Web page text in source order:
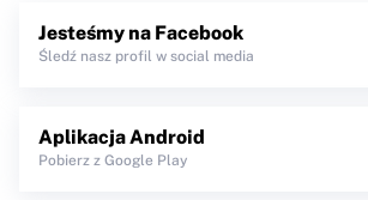
Jesteśmy na Facebook
Śledź nasz profil w social media
Aplikacja Android
Pobierz z Google Play